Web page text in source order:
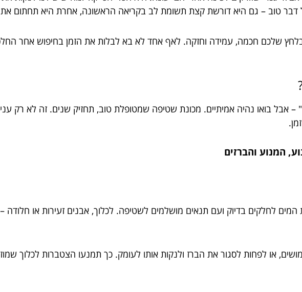
דבר טוב – גם היא דורשת קצת תשומת לב בקריאה הראשונה, אחרת היא תחתום
שלכם חכמה, עמידה וחזקה. לאף אחד לא בא לבלות את הזמן בחיפוש אחר
אבל בואו נהיה אמיתיים. מכונת שטיפה שמטופלת טוב, תחזיק שנים. זה לא רק
המנוע והברזים
לחלקים בדיוק ועם תנאים מושלמים לשטיפה. לכלוך, אבנים זעירות או חלודה
או לפחות לסגור את הברז ולנקות אותו לעומק. כך תמנעו הצטברות לכלוך